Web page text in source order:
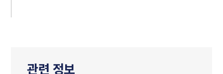
관련 정보